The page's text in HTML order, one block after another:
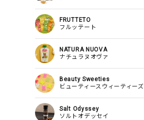
FRUTTETO
フルッテート
NATURA NUOVA
ナチュラヌオヴァ
Beauty Sweeties
ビューティースウィーティーズ
Salt Odyssey
ソルトオデッセイ